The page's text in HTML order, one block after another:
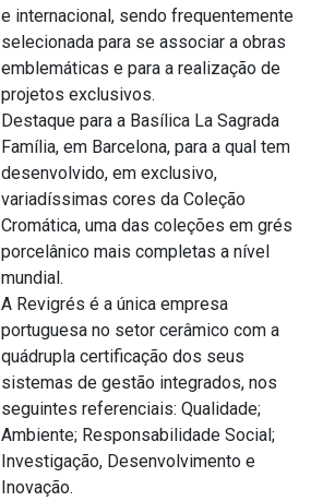
e internacional, sendo frequentemente
selecionada para se associar a obras
emblemáticas e para a realização de
projetos exclusivos.
Destaque para a Basílica La Sagrada
Família, em Barcelona, para a qual tem
desenvolvido, em exclusivo,
variadíssimas cores da Coleção
Cromática, uma das coleções em grés
porcelânico mais completas a nível
mundial.
A Revigrés é a única empresa
portuguesa no setor cerâmico com a
quádrupla certificação dos seus
sistemas de gestão integrados, nos
seguintes referenciais: Qualidade;
Ambiente; Responsabilidade Social;
Investigação, Desenvolvimento e
Inovação.